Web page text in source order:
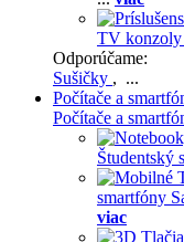
TV konzoly
Odporúčame:
Sušičky , ...
Počítače a
Počítače a
Študentský
smartfóny
viac